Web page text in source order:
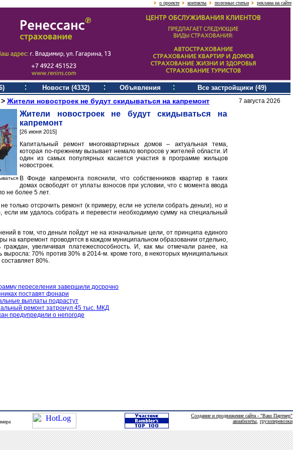
о проекте контакты полезные статьи реклама на сайте
Новости (4332) Объявления Все застройщики (49)
> Жители новостроек не будут скидываться на капремонт 7 августа 2026
Жители новостроек не будут скидываться на
капремонт
[26 июня 2015]
Капитальный ремонт многоквартирных домов – актуальная тема,
которая по-прежнему вызывает немало вопросов у жителей области. И
один из самых популярных касается участия в программе жильцов
новостроек.
В Фонде капремонта пояснили, что собственников квартир в таких
домах освободят от уплаты взносов при условии, что с момента ввода
не более 5 лет.
только отсрочить ремонт (к примеру, если не успели собрать деньги), но и
если им удалось собрать и перевести необходимую сумму на специальный
в том, что деньги пойдут не на изначальные цели, от принципа единого
на капремонт проводятся в каждом муниципальном образовании отдельно,
граждан, увеличивая платежеспособность. И, как мы отмечали ранее, на
70% против 30% в 2014-м. кроме того, в некоторых муниципальных
80%.
переселения завершили досрочно
поставят фонари
выплаты подрастут
ремонт затронул 45 тыс. МКД
предупредили о непогоде
Создание и продвижение сайта - "Ваш Партнер"
авиабилеты грузоперевозки